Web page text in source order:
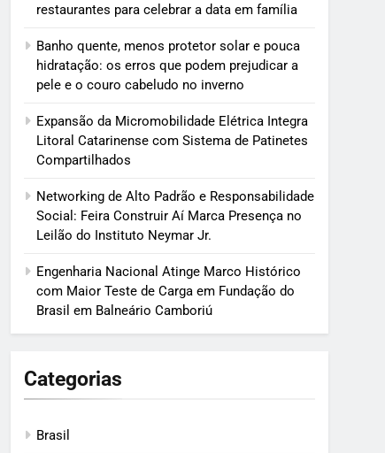
restaurantes para celebrar a data em família
Banho quente, menos protetor solar e pouca
hidratação: os erros que podem prejudicar a
pele e o couro cabeludo no inverno
Expansão da Micromobilidade Elétrica Integra
Litoral Catarinense com Sistema de Patinetes
Compartilhados
Networking de Alto Padrão e Responsabilidade
Social: Feira Construir Aí Marca Presença no
Leilão do Instituto Neymar Jr.
Engenharia Nacional Atinge Marco Histórico
com Maior Teste de Carga em Fundação do
Brasil em Balneário Camboriú
Categorias
Brasil